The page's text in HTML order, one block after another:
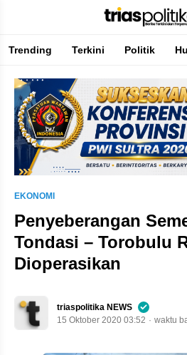
Berita Terkini &
Trending Terkini Politik
EKONOMI
Penyeberangan
Tondasi – Torobulu
Dioperasikan
triaspolitika NEWS
15 Oktober 2020 03:52
waktu